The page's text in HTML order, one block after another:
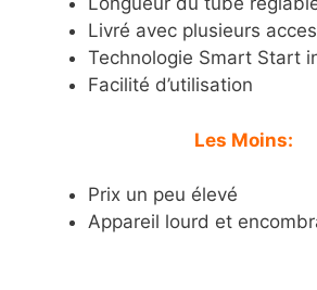
Livré avec plusieurs
Technologie Smart Start
Facilité d’utilisation
Les Moins:
Prix un peu élevé
Appareil lourd et